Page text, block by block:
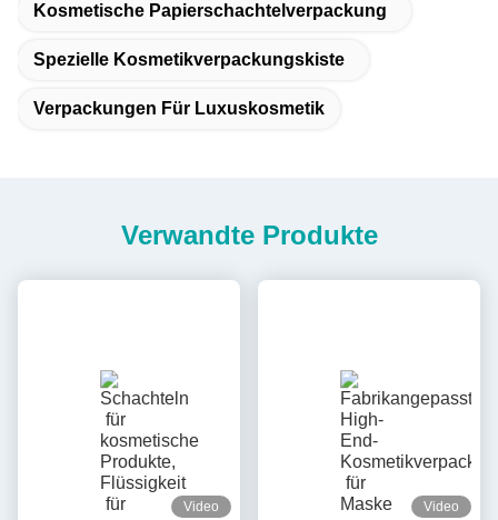
Kosmetische Papierschachtelverpackung
Spezielle Kosmetikverpackungskiste
Verpackungen Für Luxuskosmetik
Verwandte Produkte
Video Video